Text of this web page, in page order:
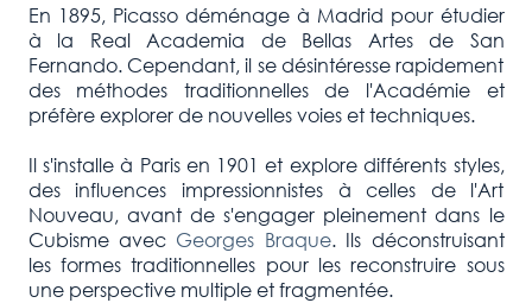
En 1895, Picasso déménage à Madrid pour étudier
à la Real Academia de Bellas Artes de San
Fernando. Cependant, il se désintéresse rapidement
des méthodes traditionnelles de l'Académie et
préfère explorer de nouvelles voies et techniques.
Il s'installe à Paris en 1901 et explore différents styles,
des influences impressionnistes à celles de l'Art
Nouveau, avant de s'engager pleinement dans le
Cubisme avec Georges Braque. Ils déconstruisant
les formes traditionnelles pour les reconstruire sous
une perspective multiple et fragmentée.